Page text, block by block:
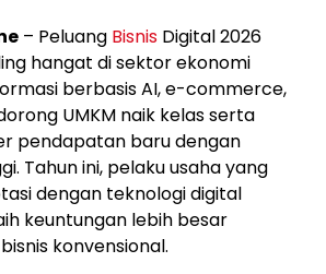
– Peluang Bisnis Digital 2026
hangat di sektor ekonomi
berbasis AI, e-commerce,
UMKM naik kelas serta
pendapatan baru dengan
Tahun ini, pelaku usaha yang
dengan teknologi digital
keuntungan lebih besar
konvensional.